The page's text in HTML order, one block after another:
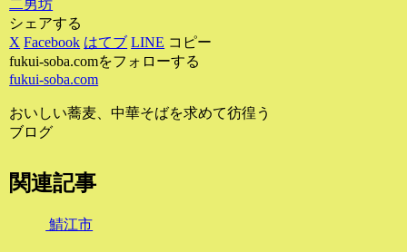
二男坊
シェアする
X Facebook はてブ LINE コピー
fukui-soba.comをフォローする
fukui-soba.com
おいしい蕎麦、中華そばを求めて彷徨う
ブログ
関連記事
鯖江市